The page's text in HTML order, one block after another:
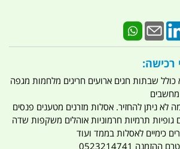
רכישה:
כ 7 ימים לא כולל שבתות חגים ארועים חריגים מלחמות מגפה
לא ניתן להחזיר. אסלות מזרנים מטענים פנסים
גופיות תרמיות חרמוניות אוהלים משקפות שדה
כימיים לאסלות בממד ועוד
0523214741